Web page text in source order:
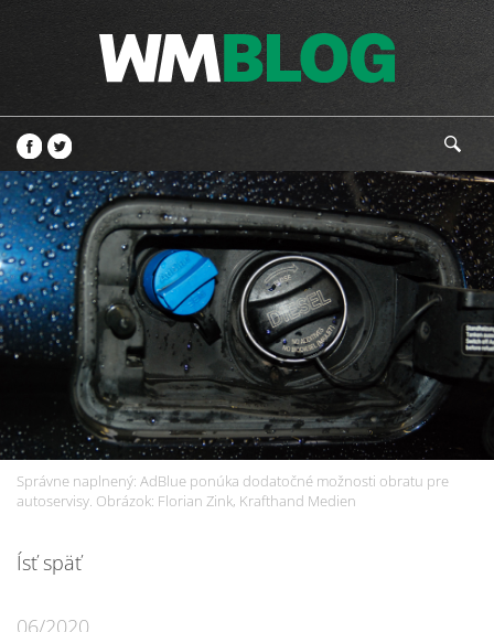
Správne naplnený: AdBlue ponúka dodatočné možnosti obratu pre
autoservisy. Obrázok: Florian Zink, Krafthand Medien
Ísť späť